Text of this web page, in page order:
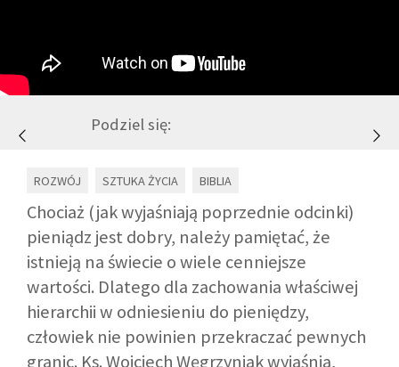
PARTNERZY
NEWSLETTER
DLA MEDIÓW
Podziel się:
ROZWÓJ SZTUKA ŻYCIA BIBLIA
Chociaż (jak wyjaśniają poprzednie odcinki)
pieniądz jest dobry, należy pamiętać, że
istnieją na świecie o wiele cenniejsze
wartości. Dlatego dla zachowania właściwej
hierarchii w odniesieniu do pieniędzy,
człowiek nie powinien przekraczać pewnych
granic. Ks. Wojciech Węgrzyniak wyjaśnia,